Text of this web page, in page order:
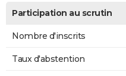
Participation au scrutin
Nombre d'inscrits
Taux d'abstention